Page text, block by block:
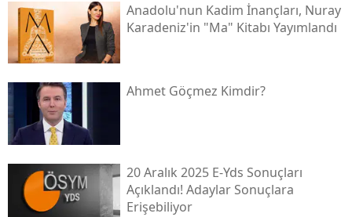
Anadolu'nun Kadim İnançları, Nuray
Karadeniz'in "ma" Kitabı Yayımlandı
Ahmet Göçmez Kimdir?
20 Aralık 2025 E-Yds Sonuçları
Açıklandı! Adaylar Sonuçlara
Erişebiliyor